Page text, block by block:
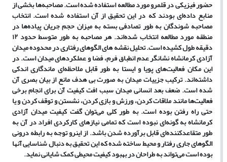
حضور فیزیکی در قلمرو مورد مطالعه استفاده شده است. مصاحبه‌ها بخشی از
منابع داده‌ای بودند که در این تحقیق از آن استفاده شده است. انتخاب
مصاحبه شوندگان به طور تصادفی بسته به میزان حجم جریان پیاده‌ها در
منطقه مورد مطالعه انتخاب شده‌اند. هر مصاحبه به طور متوسط حدود ۱۲
دقیقه طول کشیده است. تحلیل نقشه های الگوهای رفتاری در محدوده میدان
آزادی کرمانشاه نشانگر عدم انطباق فرم، فضا و عملکردهای میدان است. در
این مکان فعالیت‌های پویا و ایستا به طور قابل ملاحظه‌ای ماندگاری اندکی
داشته‌اند. ترکیب جزییات میدان به صورت بی هدف مانع از بیان بصری آن
شده است. ضعف بعد انسانی میدان سبب افت کیفیت آن برای انجام برخی
فعالیت‌ها مانند ملاقات کردن، ورزش و بازی کردن، نشستن و توقف کردن و یا
حتی راه رفتن بوده است. به طور کلی می‌توان گفت کیفیت میدان آزادی
کرمانشاه به گونه‌ای نبوده است که تمامی نیازهای کارکردی افراد در آن به
طور متقاعدکننده‌ای قابل برآورده شدن باشد. از اینرو توجه به رابطه درونی
الگوهای جاری رفتار و محیط ساخته شده که این تحقیق به دنبال شناسایی آنها
بوده است می‌تواند به طراحان در بهبود کیفیت محیطی کمک شایانی نماید.